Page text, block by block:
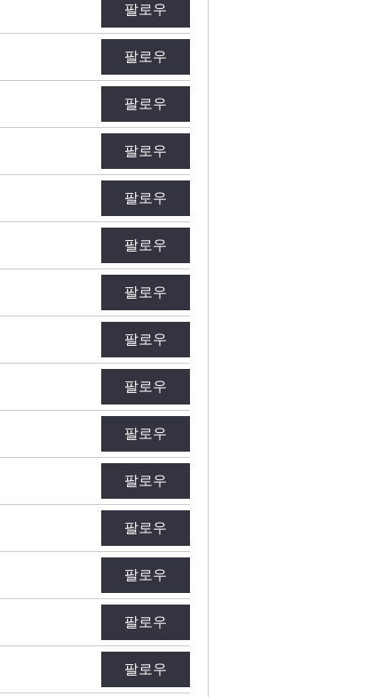
팔로우
팔로우
팔로우
팔로우
팔로우
팔로우
팔로우
팔로우
팔로우
팔로우
팔로우
팔로우
팔로우
팔로우
팔로우